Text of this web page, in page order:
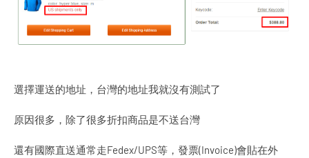
選擇運送的地址，台灣的地址我就沒有測試了
原因很多，除了很多折扣商品是不送台灣
還有國際直送通常走Fedex/UPS等，發票(Invoice)會貼在外